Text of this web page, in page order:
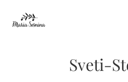
Sveti-